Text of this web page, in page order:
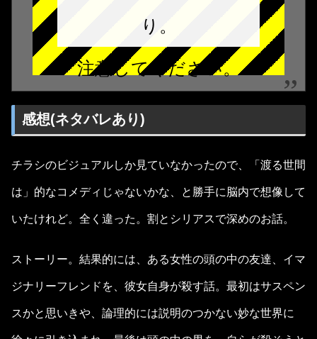
り。
注意してください。
感想(ネタバレあり)
チラシのビジュアルしか見ていなかったので、「渡る世間
は」的なコメディじゃないかな、と勝手に脳内で想像して
いたけれど。全く違った。割とシリアスで深めのお話。
ストーリー。結果的には、ある女性の頭の中の友達、イマ
ジナリーフレンドを、彼女自身が殺す話。最初はサスペン
スかと思いきや、論理的には説明のつかない妙な世界に